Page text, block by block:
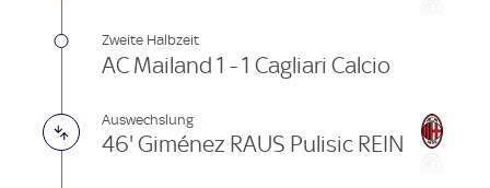
Zweite Halbzeit
AC Mailand 1 - 1 Cagliari Calcio
Auswechslung
46' Giménez RAUS Pulisic REIN